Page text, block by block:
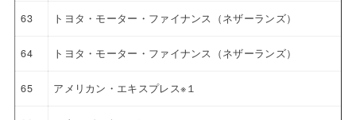
63 トヨタ・モーター・ファイナンス（ネザーランズ）
64 トヨタ・モーター・ファイナンス（ネザーランズ）
65 アメリカン・エキスプレス※１